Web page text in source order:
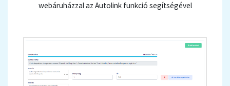
webáruházzal az Autolink funkció segítségével